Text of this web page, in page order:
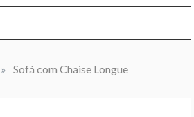
» Sofá com Chaise Longue